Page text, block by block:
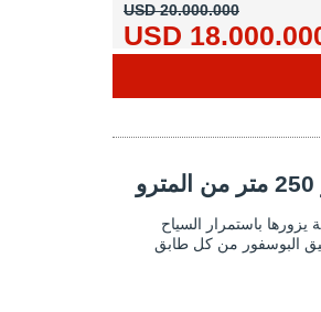
20.000.000 USD
18.000.000
فندق مرخص في تقسيم جيهانغير 250 متر من المترو 1
باستمرار السياح
البوسفور من كل طابق